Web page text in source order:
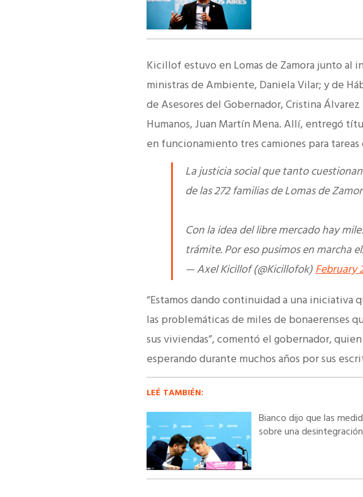
Kicillof estuvo en Lomas de Zamora junto al
ministras de Ambiente, Daniela Vilar; y de
de Asesores del Gobernador, Cristina
Humanos, Juan Martín Mena. Allí, entregó
en funcionamiento tres camiones para
La justicia social que tanto
de las 272 familias de Lomas de
Con la idea del libre mercado hay
trámite. Por eso pusimos en marcha
— Axel Kicillof (@Kicillofok)February
“Estamos dando continuidad a una
las problemáticas de miles de bonaerenses
sus viviendas”, comentó el gobernador,
esperando durante muchos años por sus
LEÉ TAMBIÉN:
Bianco dijo que las
sobre una